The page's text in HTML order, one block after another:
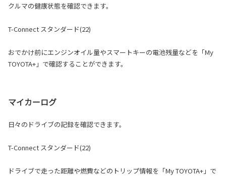
クルマの健康状態を確認できます。
T-Connect スタンダード(22)
おでかけ前にエンジンオイル量やスマートキーの電池残量などを「My
TOYOTA+」で確認することができます。
マイカーログ
日々のドライブの記録を確認できます。
T-Connect スタンダード(22)
ドライブで走った距離や燃費などのトリップ情報を「My TOYOTA+」で